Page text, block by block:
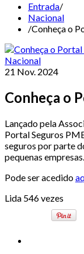
Entrada/
Nacional
/Conheça o
Nacional
21 Nov. 2024
Conheça o
Lançado pela
Portal Seguros
seguros por parte
pequenas empresas.
Pode ser acedido
Lida 546 vezes